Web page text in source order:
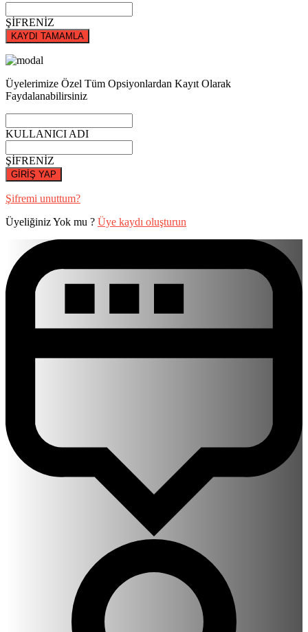
ŞİFRENİZ
KAYDI TAMAMLA
Üyelerimize Özel Tüm Opsiyonlardan Kayıt Olarak
Faydalanabilirsiniz
KULLANICI ADI
ŞİFRENİZ
GİRİŞ YAP
Şifremi unuttum?
Üyeliğiniz Yok mu ? Üye kaydı oluşturun